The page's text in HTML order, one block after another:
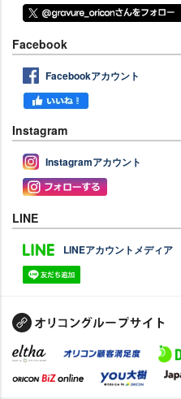
Facebook
Facebookアカウント
Instagram
Instagramアカウント
LINE
LINEアカウントメディア